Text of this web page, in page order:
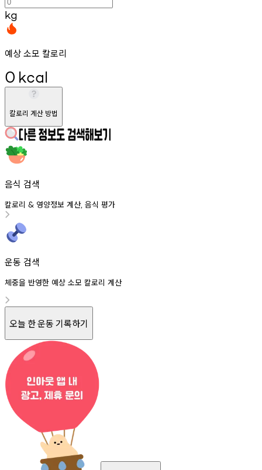
kg
예상 소모 칼로리
0 kcal
칼로리 계산 방법
음식 검색
칼로리 & 영양정보 계산, 음식 평가
운동 검색
체중을 반영한 예상 소모 칼로리 계산
오늘 한 운동 기록하기